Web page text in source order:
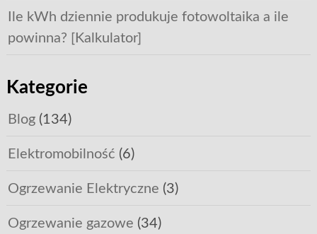
Ile kWh dziennie produkuje fotowoltaika a ile
powinna? [Kalkulator]
Kategorie
Blog(134)
Elektromobilność (6)
Ogrzewanie Elektryczne (3)
Ogrzewanie gazowe (34)